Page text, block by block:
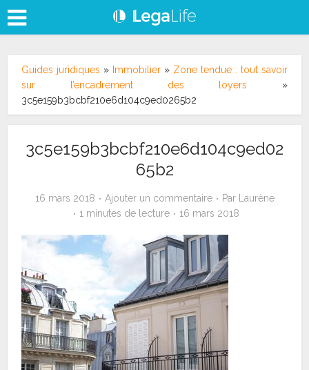
Guides juridiques » Immobilier » Zone tendue : tout savoir
sur l’encadrement des loyers »
3c5e159b3bcbf210e6d104c9ed0265b2
3c5e159b3bcbf210e6d104c9ed02
65b2
16 mars 2018 Ajouter un commentaire Par
Laurène
1 minutes de lecture
16 mars 2018